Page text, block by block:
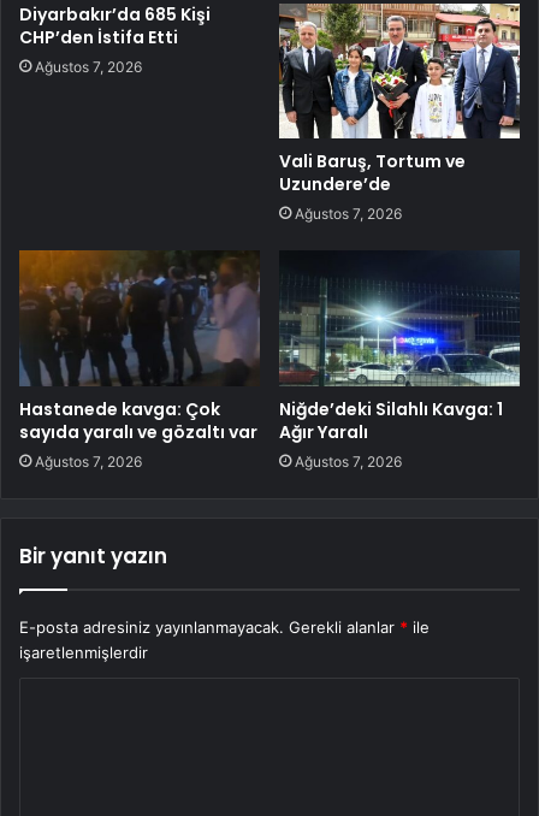
Diyarbakır’da 685 Kişi
CHP’den İstifa Etti
Ağustos 7, 2026
Vali Baruş, Tortum ve
Uzundere’de
Ağustos 7, 2026
Hastanede kavga: Çok
sayıda yaralı ve gözaltı var
Ağustos 7, 2026
Niğde’deki Silahlı Kavga: 1
Ağır Yaralı
Ağustos 7, 2026
Bir yanıt yazın
E-posta adresiniz yayınlanmayacak. Gerekli alanlar * ile
işaretlenmişlerdir